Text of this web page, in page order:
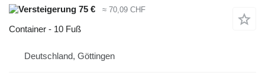
75 € ≈ 70,09 CHF
Container - 10 Fuß
Deutschland, Göttingen